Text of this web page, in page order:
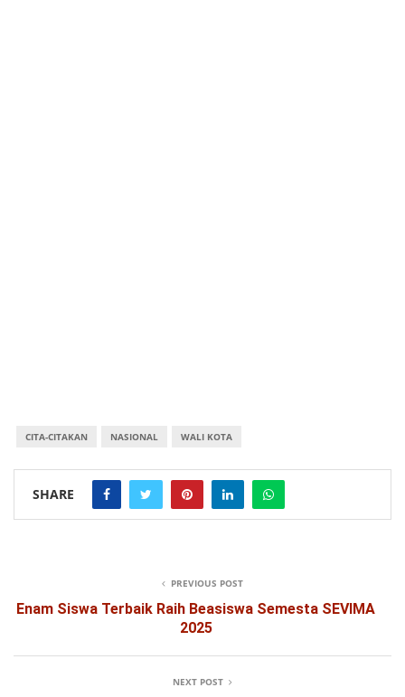
CITA-CITAKAN NASIONAL WALI KOTA
SHARE
PREVIOUS POST
Enam Siswa Terbaik Raih Beasiswa Semesta SEVIMA
2025
NEXT POST